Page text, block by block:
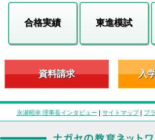
合格実績 東進模試
資料請求 入
永瀬昭幸 理事長インタビュー | サイトマップ| プ